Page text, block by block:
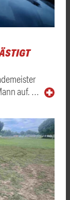
auf. …